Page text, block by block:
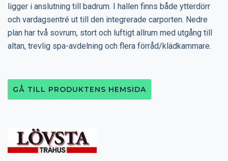
ligger i anslutning till badrum. I hallen finns både ytterdörr
och vardagsentré ut till den integrerade carporten. Nedre
plan har två sovrum, stort och luftigt allrum med utgång till
altan, trevlig spa-avdelning och flera förråd/klädkammare.
GÅ TILL PRODUKTENS HEMSIDA